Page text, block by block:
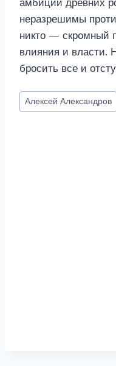
амбиции древних
неразрешимы
никто — скромный
влияния и власти.
бросить все и
Метки
записи:
Алексей Александров